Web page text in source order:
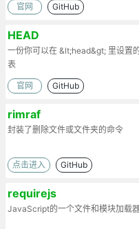
官网 GitHub
HEAD
一份你可以在 &lt;head&gt; 里设置
表
官网 GitHub
rimraf
封装了删除文件或文件夹的命令
点击进入 GitHub
requirejs
JavaScript的一个文件和模块加载